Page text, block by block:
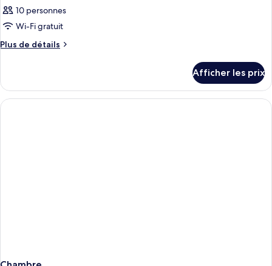
10 personnes
Wi-Fi gratuit
Plus de détails
Plus
Chambre
Afficher les prix